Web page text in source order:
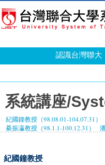
認識台灣聯大
系統講座/
紀國鐘教授（98.08.01-104.07.31）
綦振瀛教授（98.1.1-100.12.31）
紀國鐘教授